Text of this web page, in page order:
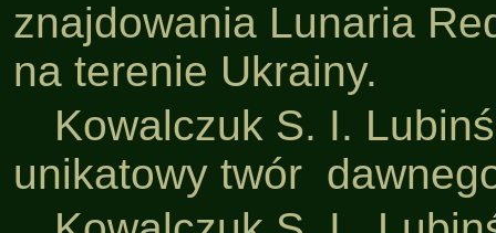
znajdowania Lunaria
na terenie Ukrainy.
Kowalczuk S. I.
unikatowy twór